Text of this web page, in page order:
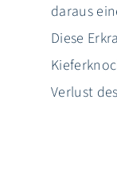
daraus
Diese
Verlust